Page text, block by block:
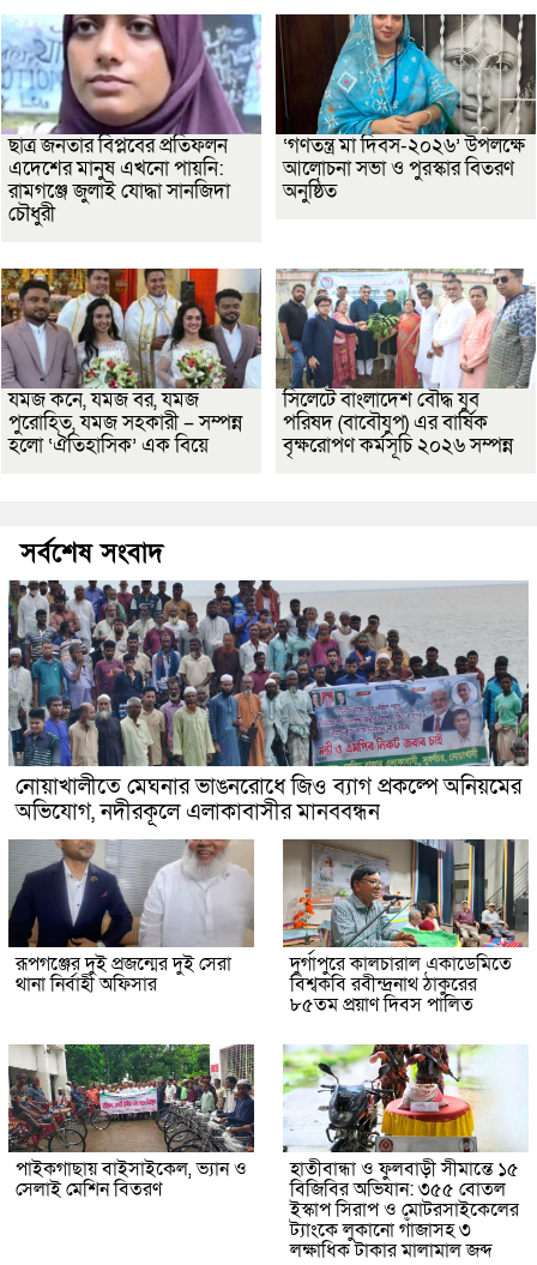
ছাত্র জনতার বিপ্লবের প্রতিফলন
এদেশের মানুষ এখনো পায়নি:
রামগঞ্জে জুলাই যোদ্ধা সানজিদা
চৌধুরী
‘গণতন্ত্র মা দিবস-২০২৬’ উপলক্ষে
আলোচনা সভা ও পুরস্কার বিতরণ
অনুষ্ঠিত
যমজ কনে, যমজ বর, যমজ
পুরোহিত, যমজ সহকারী – সম্পন্ন
হলো ‘ঐতিহাসিক’ এক বিয়ে
সিলেটে বাংলাদেশ বৌদ্ধ যুব
পরিষদ (বাবৌযুপ) এর বার্ষিক
বৃক্ষরোপণ কর্মসূচি ২০২৬ সম্পন্ন
সর্বশেষ সংবাদ
নোয়াখালীতে মেঘনার ভাঙনরোধে জিও ব্যাগ প্রকল্পে অনিয়মের
অভিযোগ, নদীরকূলে এলাকাবাসীর মানববন্ধন
রূপগঞ্জের দুই প্রজন্মের দুই সেরা
থানা নির্বাহী অফিসার
দুর্গাপুরে কালচারাল একাডেমিতে
বিশ্বকবি রবীন্দ্রনাথ ঠাকুরের
৮৫তম প্রয়াণ দিবস পালিত
পাইকগাছায় বাইসাইকেল, ভ্যান ও
সেলাই মেশিন বিতরণ
হাতীবান্ধা ও ফুলবাড়ী সীমান্তে ১৫
বিজিবির অভিযান: ৩৫৫ বোতল
ইস্কাপ সিরাপ ও মোটরসাইকেলের
ট্যাংকে লুকানো গাঁজাসহ ৩
লক্ষাধিক টাকার মালামাল জব্দ